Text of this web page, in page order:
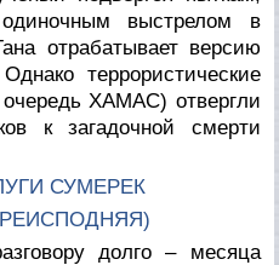
выстрелом в
отрабатывает версию
террористические
ХАМАС) отвергли
к загадочной смерти
СУМЕРЕК
долго – месяца